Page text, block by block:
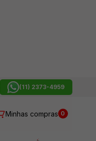
(11) 2373-4959
Minhas compras 0